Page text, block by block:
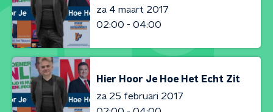
za 4 maart 2017
02:00 - 04:00
Hier Hoor Je Hoe Het Echt Zit
za 25 februari 2017